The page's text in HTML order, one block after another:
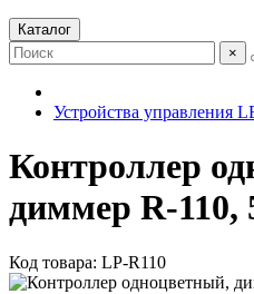
Каталог
×
Устройства управления
Контроллер
диммер R-
Код товара: LP-R110